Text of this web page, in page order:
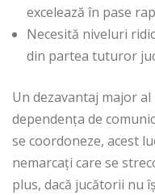
excelează în pase
Necesită niveluri
din partea tuturor
Un dezavantaj major
dependența de
se coordoneze, acest
nemarcați care se
plus, dacă jucătorii nu